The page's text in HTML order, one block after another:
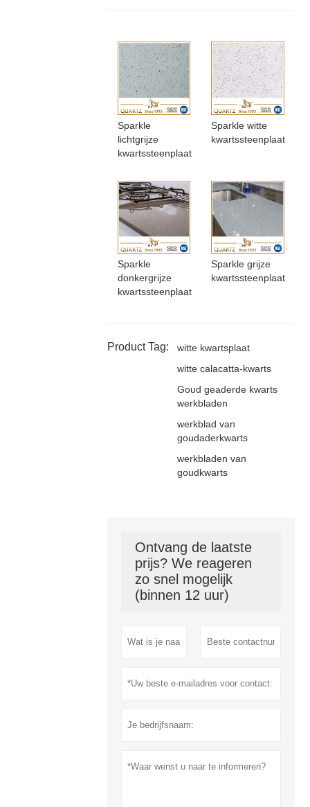
Sparkle
lichtgrijze
kwartssteenplaat
Sparkle witte
kwartssteenplaat
Sparkle
donkergrijze
kwartssteenplaat
Sparkle grijze
kwartssteenplaat
Product Tag:
witte kwartsplaat
witte calacatta-kwarts
Goud geaderde kwarts
werkbladen
werkblad van
goudaderkwarts
werkbladen van
goudkwarts
Ontvang de laatste
prijs? We reageren
zo snel mogelijk
(binnen 12 uur)